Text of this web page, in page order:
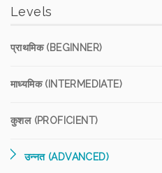
Levels
प्राथमिक (BEGINNER)
माध्यमिक (INTERMEDIATE)
कुशल (PROFICIENT)
उन्नत (ADVANCED)